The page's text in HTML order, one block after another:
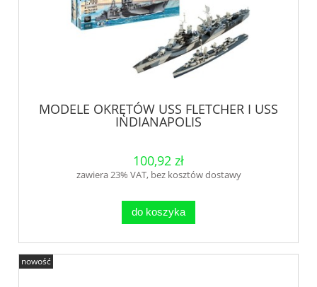
MODELE OKRĘTÓW USS FLETCHER I USS
INDIANAPOLIS
100,92 zł
zawiera 23% VAT, bez kosztów dostawy
do koszyka
nowość